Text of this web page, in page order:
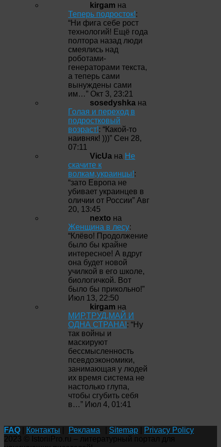
kirgam на
Теперь подросток!:
“Ни фига себе рост
технологий! Ещё года
полтора назад люди
смеялись над
роботами-
генераторами текста,
а теперь сами
вынуждены сами
им…” Окт 3, 23:21
sosedyshka на
Голая и переход в
подростковый
возраст!: “Какой-то
наивняк! )))” Сен 28,
07:11
VicUa на Не
скачите к
волкам,украинцы!:
“зато Европа не
убивает украинцев в
оличии от России” Авг
20, 13:45
nexto на
Женщина в лесу:
“Клёво! Продолжение
было бы крайне
интересное! А вдруг
она будет новой
училкой в его школе,
биологичкой. Вот
было бы прикольно!”
Июл 13, 22:50
kirgam на
МИР,ТРУД,МАЙ И
ОДНА СТРАНА!: “Ну
так войны и
маскируют
бессмысленность
псевдоэкономики,
занимающая у людей
их время система не
настолько глупа,
чтобы сгубить себя
в…” Июл 4, 01:41
FAQ Контакты Реклама Sitemap
Privacy Policy